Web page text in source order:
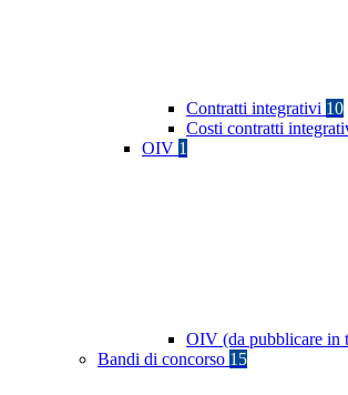
Contratti integrativi 10
Costi contratti
OIV 1
OIV (da pubblicare in
Bandi di concorso 15